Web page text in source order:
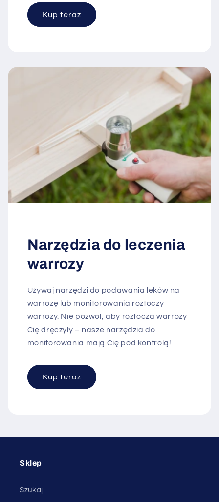
Kup teraz
Narzędzia do leczenia
warrozy
Używaj narzędzi do podawania leków na
warrozę lub monitorowania roztoczy
warrozy. Nie pozwól, aby roztocza warrozy
Cię dręczyły – nasze narzędzia do
monitorowania mają Cię pod kontrolą!
Kup teraz
Sklep
Szukaj